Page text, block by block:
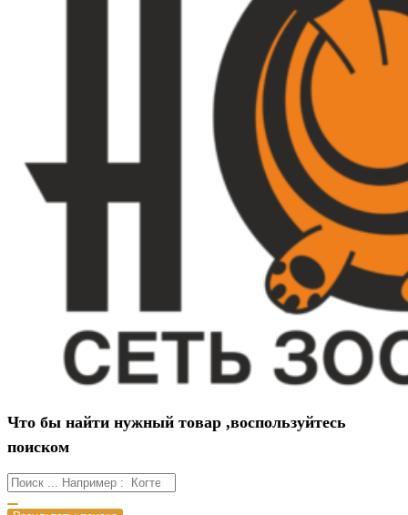
Что бы найти нужный товар ,воспользуйтесь
поиском